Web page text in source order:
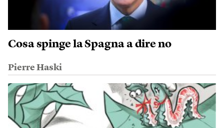
Cosa spinge la Spagna a dire no
Pierre Haski